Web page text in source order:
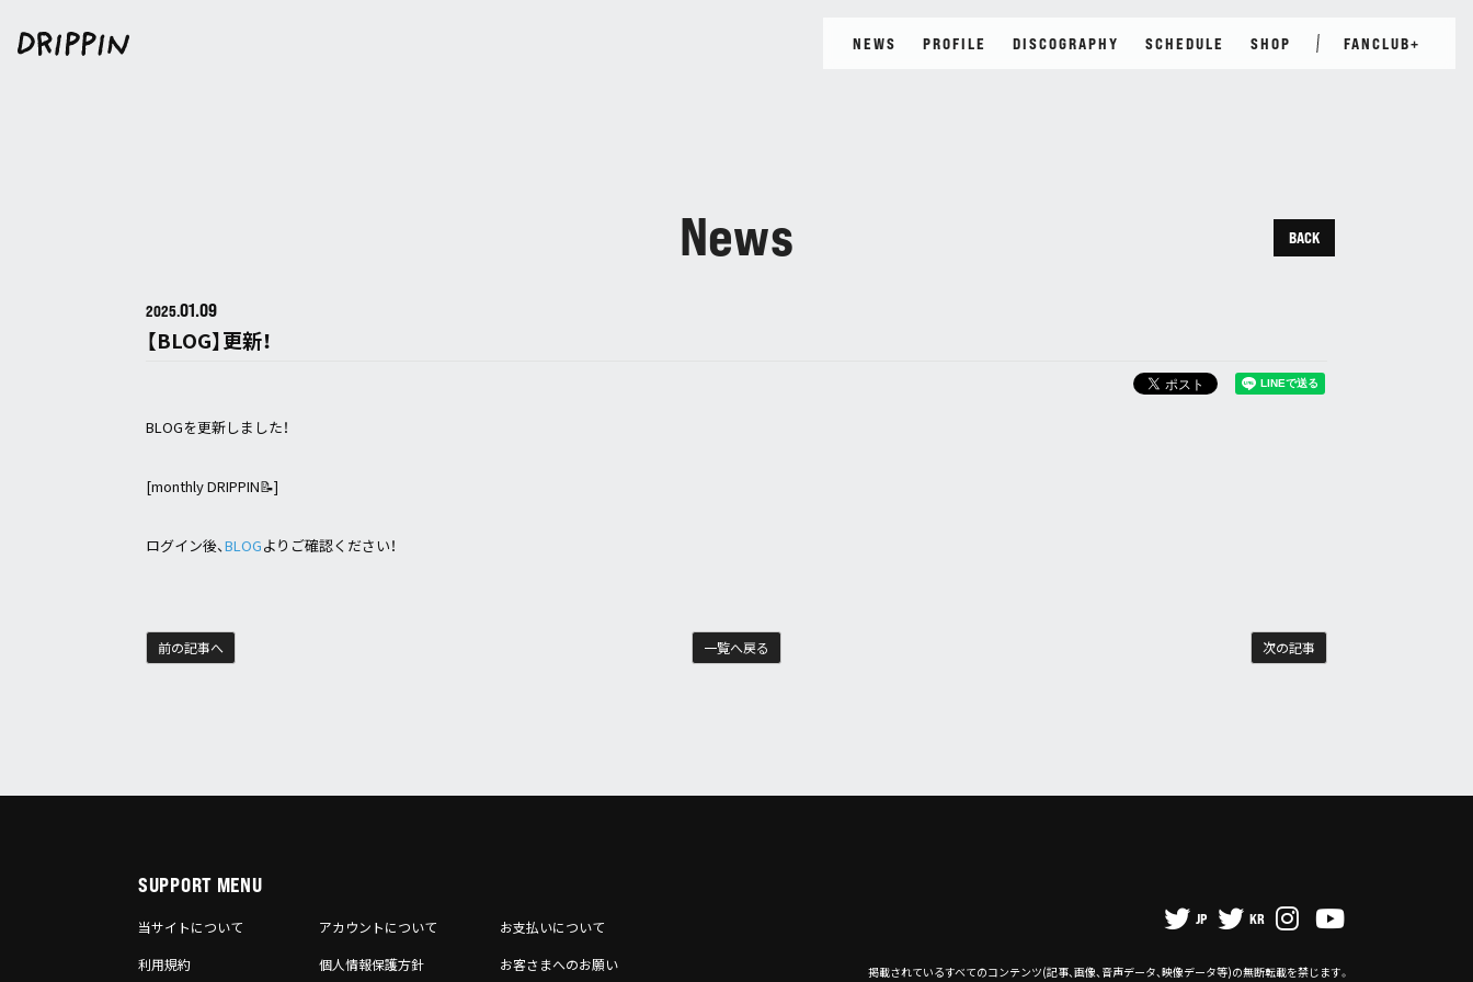
NEWS PROFILE DISCOGRAPHY SCHEDULE SHOP FANCLUB+
News BACK
2025.01.09
【BLOG】更新！
BLOGを更新しました！
[monthly DRIPPIN📝]
ログイン後、BLOGよりご確認ください！
次の記事
一覧へ戻る
前の記事へ
SUPPORT MENU
当サイトについて アカウントについて
お支払いについて
利用規約
個人情報保護方針 お客さまへのお願い
JP KR
掲載されているすべてのコンテンツ(記事、画像、音声データ、映像データ等)の無断転載を禁じます。